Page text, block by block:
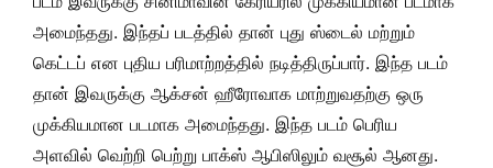
அமைந்தது. இந்தப் படத்தில் தான் புது ஸ்டைல் மற்றும்
கெட்டப் என புதிய பரிமாற்றத்தில் நடித்திருப்பார். இந்த படம்
தான் இவருக்கு ஆக்சன் ஹீரோவாக மாற்றுவதற்கு ஒரு
முக்கியமான படமாக அமைந்தது. இந்த படம் பெரிய
அளவில் வெற்றி பெற்று பாக்ஸ் ஆபிஸிலும் வசூல் ஆனது.